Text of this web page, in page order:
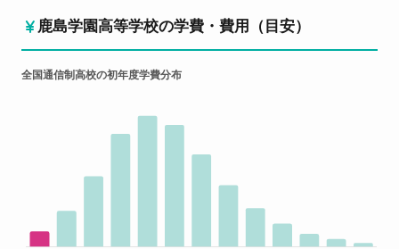
鹿島学園高等学校の学費・費用（目安）
全国通信制高校の初年度学費分布